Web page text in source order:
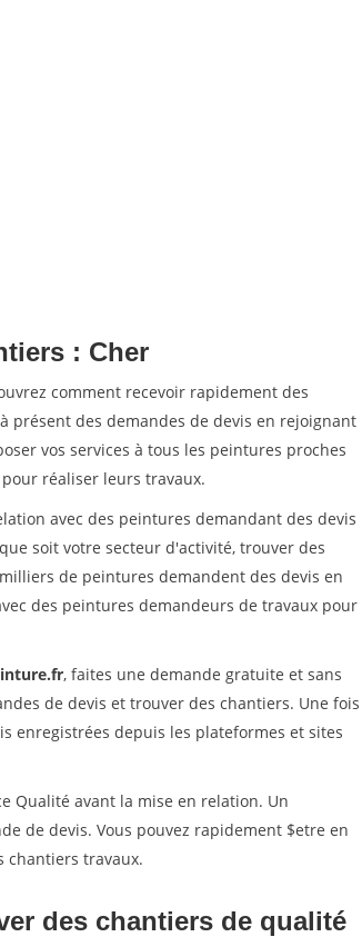
: Cher
comment recevoir rapidement des
présent des demandes de devis en rejoignant
vos services à tous les peintures proches
réaliser leurs travaux.
avec des peintures demandant des devis
soit votre secteur d'activité, trouver des
de peintures demandent des devis en
des peintures demandeurs de travaux pour
, faites une demande gratuite et sans
de devis et trouver des chantiers. Une fois
enregistrées depuis les plateformes et sites
Qualité avant la mise en relation. Un
de devis. Vous pouvez rapidement $etre en
chantiers travaux.
des chantiers de qualité